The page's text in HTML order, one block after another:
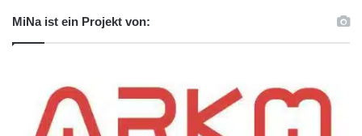
MiNa ist ein Projekt von: